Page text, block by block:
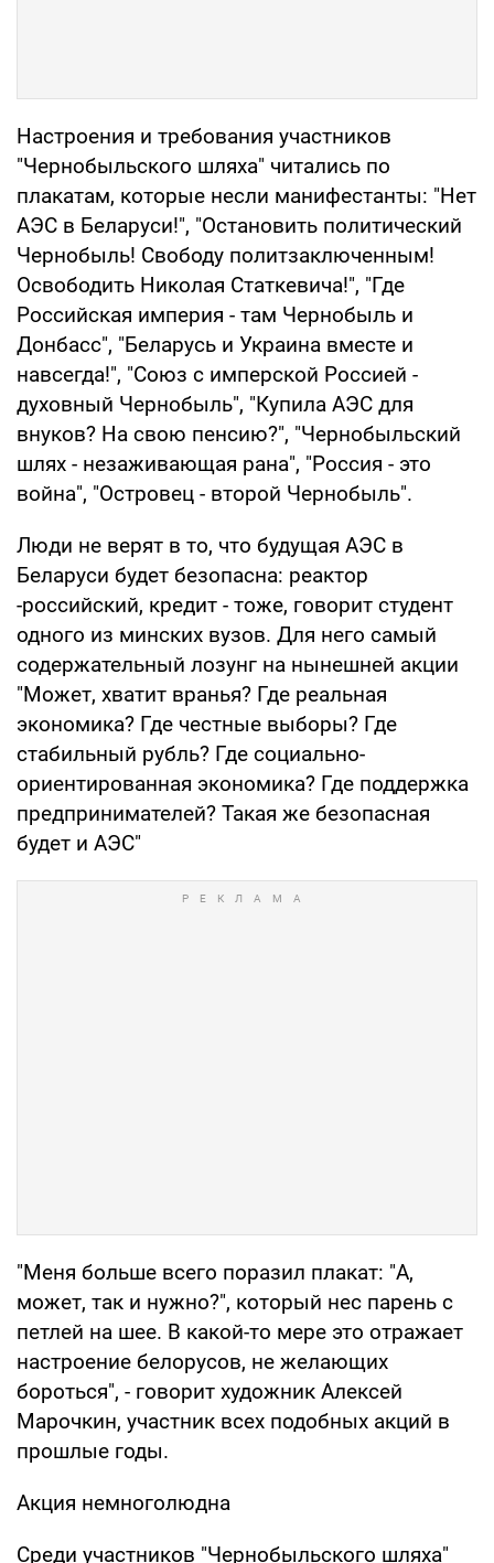
Настроения и требования участников
"Чернобыльского шляха" читались по
плакатам, которые несли манифестанты: "Нет
АЭС в Беларуси!", "Остановить политический
Чернобыль! Свободу политзаключенным!
Освободить Николая Статкевича!", "Где
Российская империя - там Чернобыль и
Донбасс", "Беларусь и Украина вместе и
навсегда!", "Союз с имперской Россией -
духовный Чернобыль", "Купила АЭС для
внуков? На свою пенсию?", "Чернобыльский
шлях - незаживающая рана", "Россия - это
война", "Островец - второй Чернобыль".
Люди не верят в то, что будущая АЭС в
Беларуси будет безопасна: реактор
-российский, кредит - тоже, говорит студент
одного из минских вузов. Для него самый
содержательный лозунг на нынешней акции
"Может, хватит вранья? Где реальная
экономика? Где честные выборы? Где
стабильный рубль? Где социально-
ориентированная экономика? Где поддержка
предпринимателей? Такая же безопасная
будет и АЭС"
"Меня больше всего поразил плакат: "А,
может, так и нужно?", который нес парень с
петлей на шее. В какой-то мере это отражает
настроение белорусов, не желающих
бороться", - говорит художник Алексей
Марочкин, участник всех подобных акций в
прошлые годы.
Акция немноголюдна
Среди участников "Чернобыльского шляха"